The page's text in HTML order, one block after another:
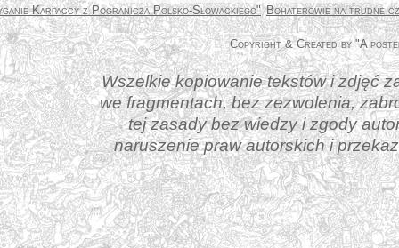
Karpaccy z Pogranicza Polsko-Słowackiego" Bohaterowie na trudne
Wszelkie kopiowanie tekstów i zdjęć
we fragmentach, bez zezwolenia,
tej zasady bez wiedzy i zgody
naruszenie praw autorskich i